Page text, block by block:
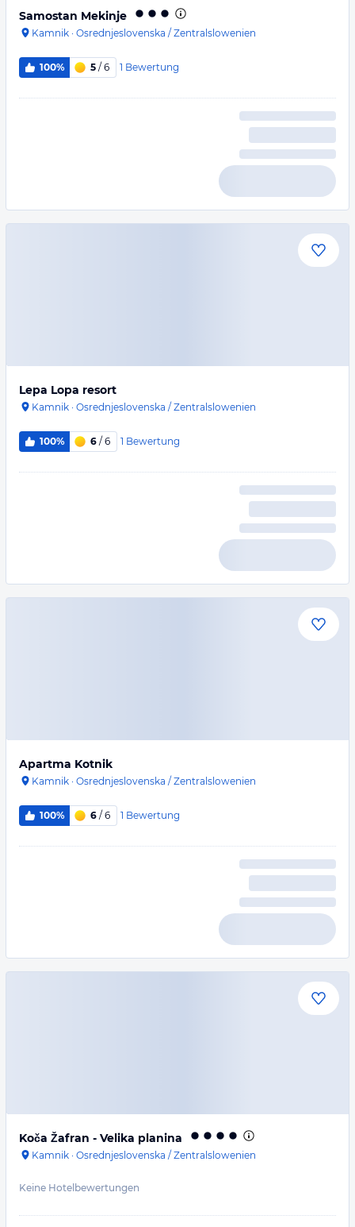
Samostan Mekinje
Kamnik · Osrednjeslovenska / Zentralslowenien
100% 5 / 6 1 Bewertung
Lepa Lopa resort
Kamnik · Osrednjeslovenska / Zentralslowenien
100% 6 / 6 1 Bewertung
Apartma Kotnik
Kamnik · Osrednjeslovenska / Zentralslowenien
100% 6 / 6 1 Bewertung
Koča Žafran - Velika planina
Kamnik · Osrednjeslovenska / Zentralslowenien
Keine Hotelbewertungen